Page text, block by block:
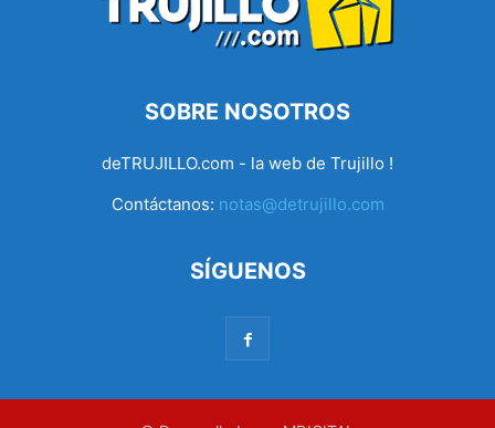
SOBRE NOSOTROS
deTRUJILLO.com - la web de Trujillo !
Contáctanos: notas@detrujillo.com
SÍGUENOS